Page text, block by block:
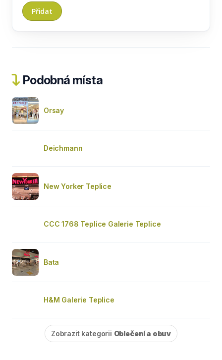
Podobná místa
Orsay
Deichmann
New Yorker Teplice
CCC 1768 Teplice Galerie Teplice
Bata
H&M Galerie Teplice
Zobrazit kategorii Oblečení a obuv